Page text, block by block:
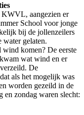
KWVL, aangezien er
School voor jonge
bij de jollenzeilers
water gelaten.
wind komen? De eerste
wat wind en er
De
als het mogelijk was
worden gezeild in de
zondag waren slecht: